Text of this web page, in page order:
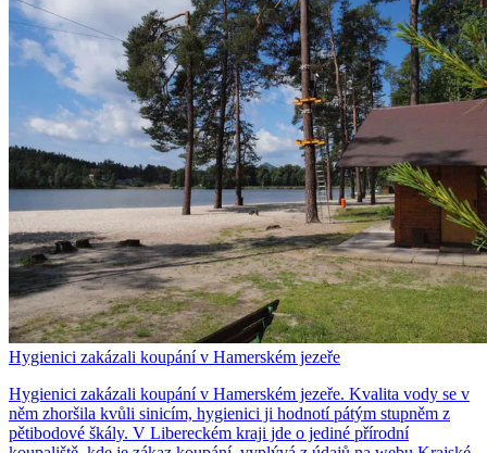
Hygienici zakázali koupání v Hamerském jezeře
Hygienici zakázali koupání v Hamerském jezeře. Kvalita vody se v
něm zhoršila kvůli sinicím, hygienici ji hodnotí pátým stupněm z
pětibodové škály. V Libereckém kraji jde o jediné přírodní